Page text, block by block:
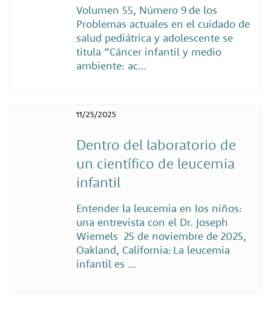
Volumen 55, Número 9 de los
Problemas actuales en el cuidado de
salud pediátrica y adolescente se
titula “Cáncer infantil y medio
ambiente: ac…
Dentro del laboratorio de
un científico de leucemia
infantil
Entender la leucemia en los niños:
una entrevista con el Dr. Joseph
Wiemels 25 de noviembre de 2025,
Oakland, California: La leucemia
infantil es …
11/25/2025